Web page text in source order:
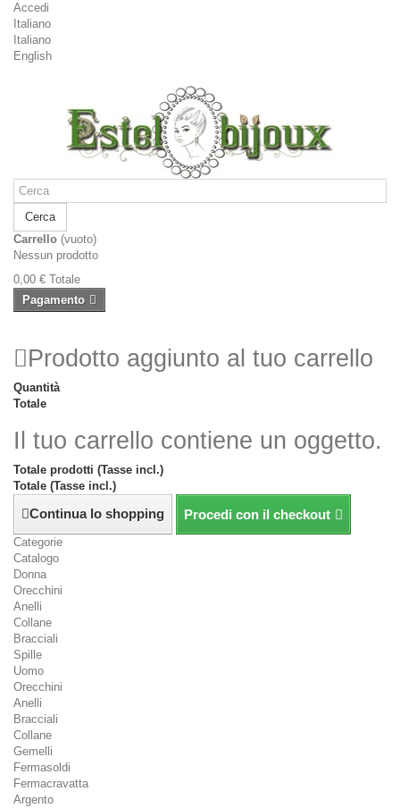
Accedi
Italiano
Italiano
English
Cerca
Carrello (vuoto)
Nessun prodotto
0,00 € Totale
Pagamento
Prodotto aggiunto al tuo carrello
Quantità
Totale
Il tuo carrello contiene un oggetto.
Totale prodotti (Tasse incl.)
Totale (Tasse incl.)
Continua lo shopping Procedi con il checkout
Categorie
Catalogo
Donna
Orecchini
Anelli
Collane
Bracciali
Spille
Uomo
Orecchini
Anelli
Bracciali
Collane
Gemelli
Fermasoldi
Fermacravatta
Argento